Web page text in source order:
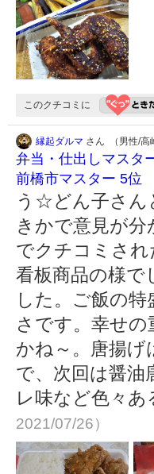
このクチコミに
縁起ダルマ さん （男性/高
弁当・仕出しマスタ
前橋市マスター 5位
う☆どん子さん
きかで意見が
でクチコミさ
看板商品の様で
した。ご飯の
さです。幸せ
かね～。唐揚
で、次回は醤
レ味など色々
2021/07/26）